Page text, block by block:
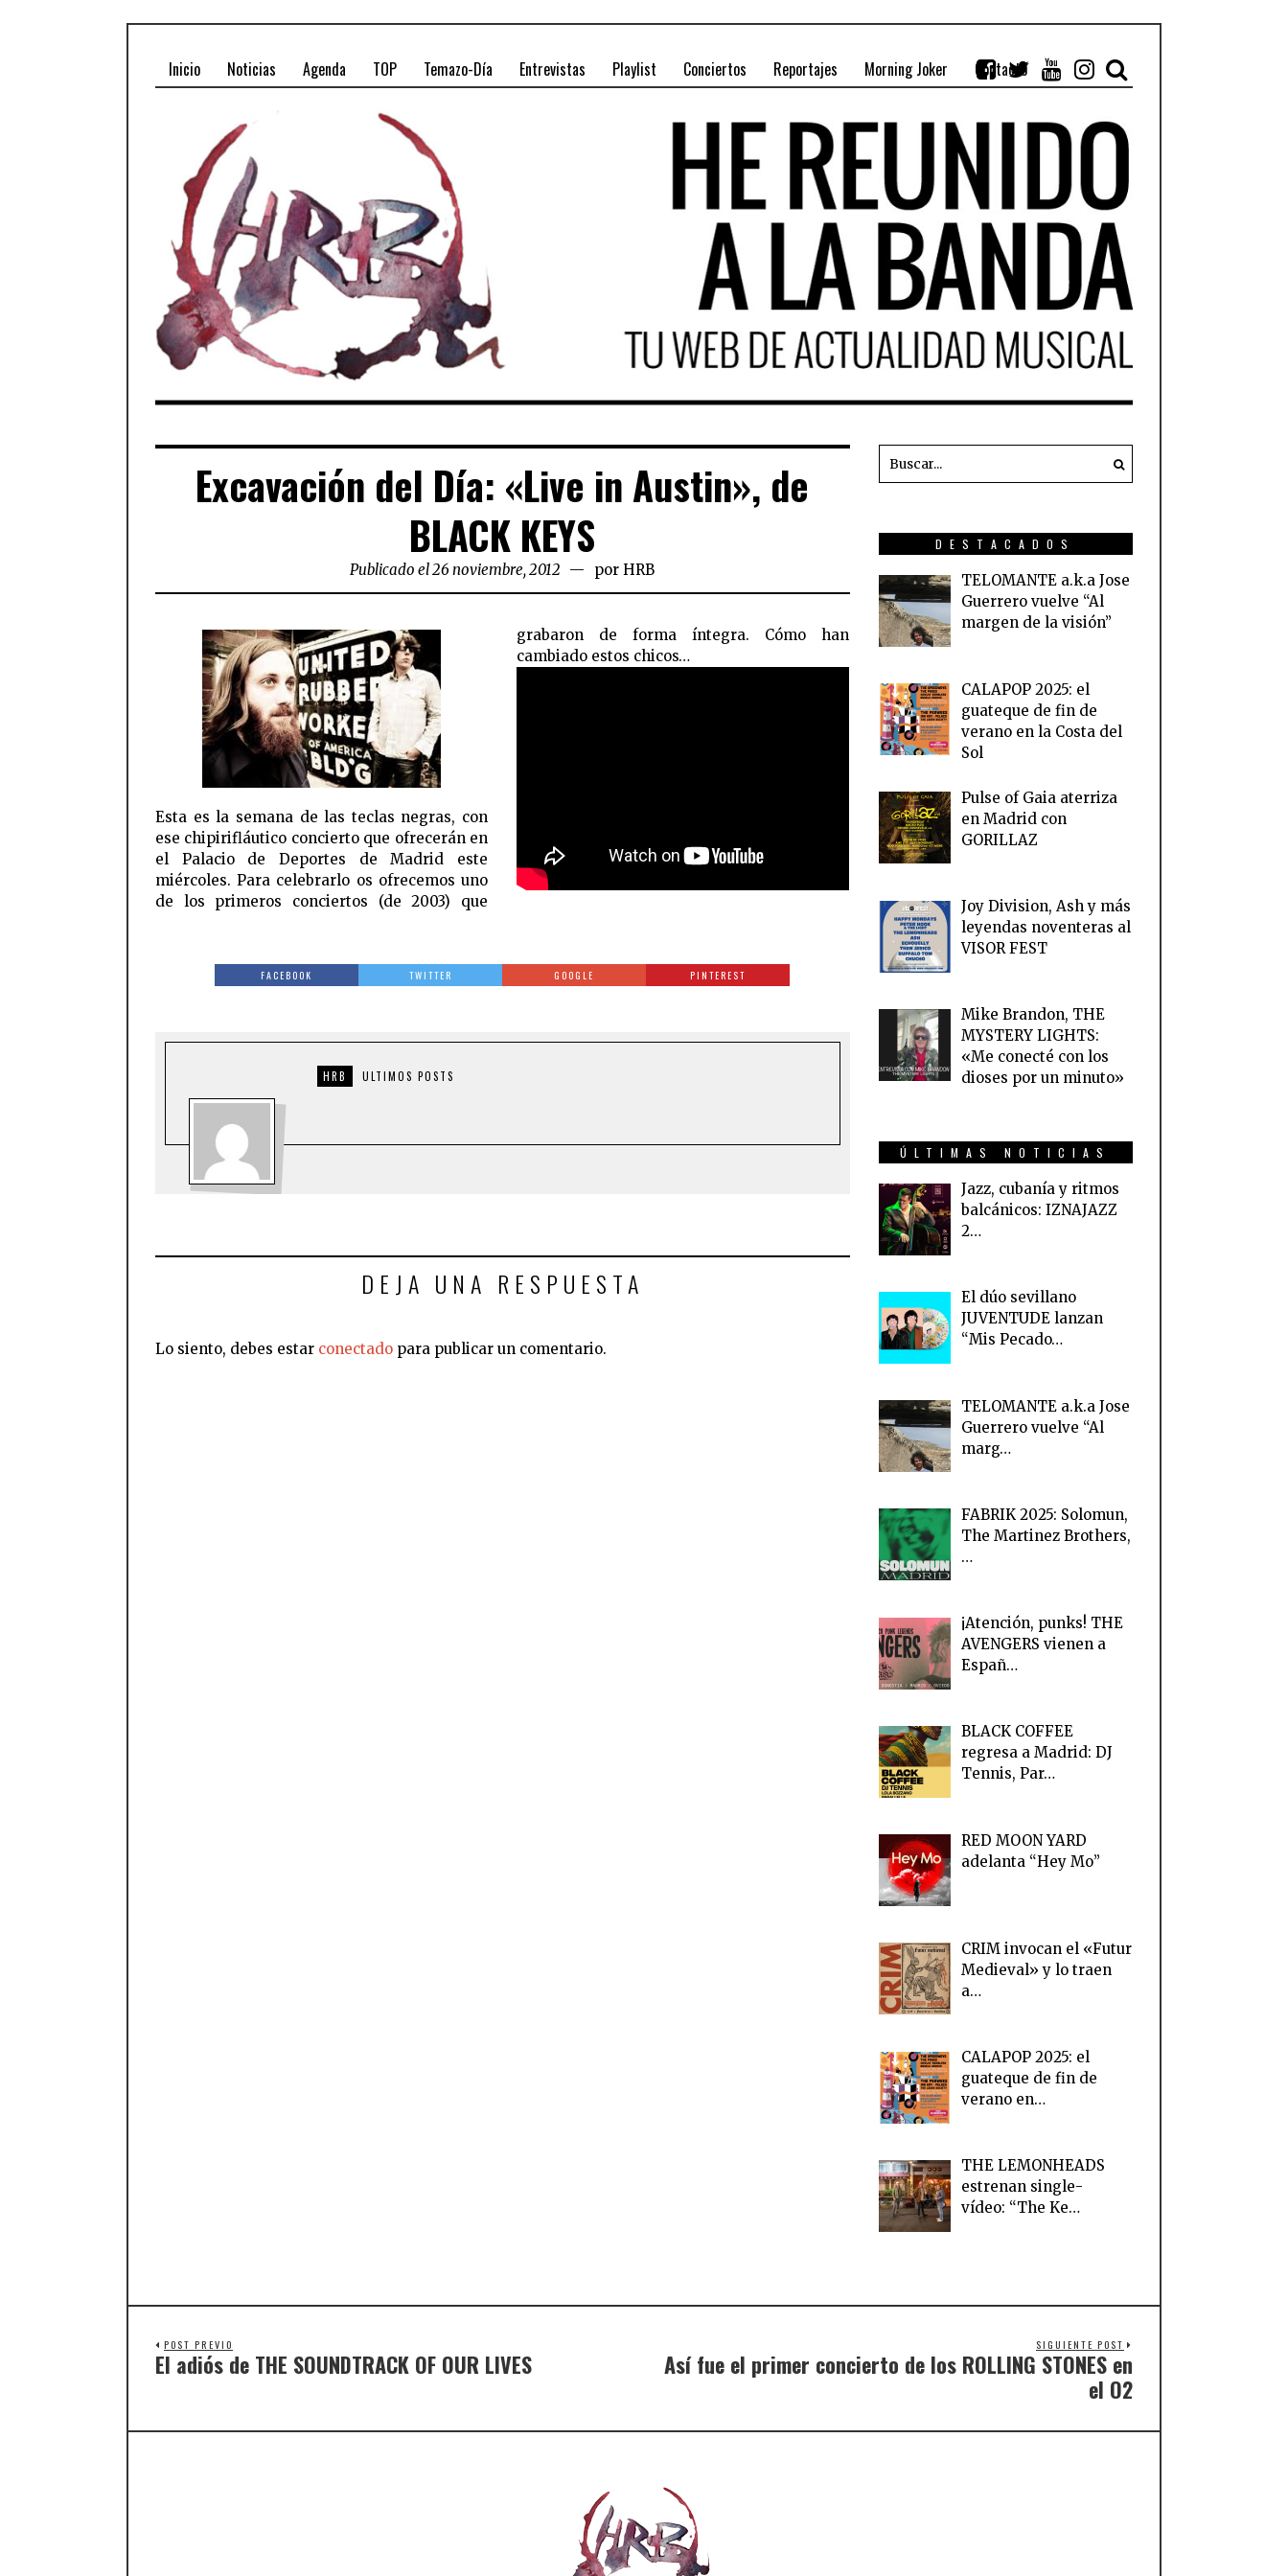
Inicio Noticias Agenda TOP Temazo-Día Entrevistas Playlist Conciertos Reportajes Morning Joker Contacto
Excavación del Día: «Live in Austin», de
BLACK KEYS
Publicado el 26 noviembre, 2012 porHRB
Esta es la semana de las teclas negras, con
ese chipirifláutico concierto que ofrecerán en
el Palacio de Deportes de Madrid este
miércoles. Para celebrarlo os ofrecemos uno
de los primeros conciertos (de 2003) que
grabaron de forma íntegra. Cómo han
cambiado estos chicos…
FACEBOOK TWITTER GOOGLE PINTEREST
HRB ULTIMOS POSTS
DEJA UNA RESPUESTA
Lo siento, debes estar conectado para publicar un comentario.
DESTACADOS
TELOMANTE a.k.a Jose
Guerrero vuelve “Al
margen de la visión”
CALAPOP 2025: el
guateque de fin de
verano en la Costa del
Sol
Pulse of Gaia aterriza
en Madrid con
GORILLAZ
Joy Division, Ash y más
leyendas noventeras al
VISOR FEST
Mike Brandon, THE
MYSTERY LIGHTS:
«Me conecté con los
dioses por un minuto»
ÚLTIMAS NOTICIAS
Jazz, cubanía y ritmos
balcánicos: IZNAJAZZ
2…
El dúo sevillano
JUVENTUDE lanzan
“Mis Pecado…
TELOMANTE a.k.a Jose
Guerrero vuelve “Al
marg…
FABRIK 2025: Solomun,
The Martinez Brothers,
…
¡Atención, punks! THE
AVENGERS vienen a
Españ…
BLACK COFFEE
regresa a Madrid: DJ
Tennis, Par…
RED MOON YARD
adelanta “Hey Mo”
CRIM invocan el «Futur
Medieval» y lo traen
a…
CALAPOP 2025: el
guateque de fin de
verano en…
THE LEMONHEADS
estrenan single-
vídeo: “The Ke…
POST PREVIO
El adiós de THE SOUNDTRACK OF OUR LIVES
SIGUIENTE POST
Así fue el primer concierto de los ROLLING STONES en
el O2